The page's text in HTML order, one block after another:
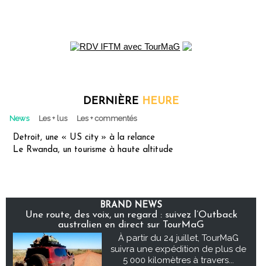
DERNIÈRE HEURE
News Les + lus Les + commentés
Detroit, une « US city » à la relance
Le Rwanda, un tourisme à haute altitude
BRAND NEWS
Une route, des voix, un regard : suivez l’Outback
australien en direct sur TourMaG
À partir du 24 juillet, TourMaG
suivra une expédition de plus de
5 000 kilomètres à travers...